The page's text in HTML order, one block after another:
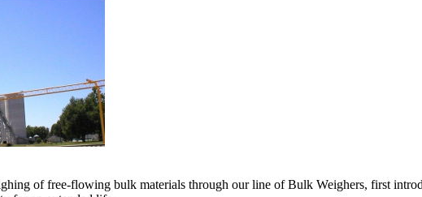
of free-flowing bulk materials through our line of Bulk Weighers, first